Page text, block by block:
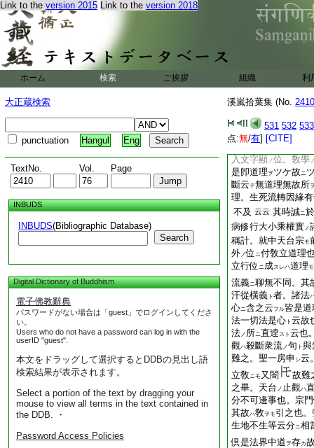
Link to the version 2015 Link to the version 2018
ホーム 検索 ご挨拶 組織 利
大正蔵検索
punctuation Hangul Eng
TextNo. Vol. Page
INBUDS
INBUDS(Bibliographic Database)
Search
Digital Dictionary of Buddhism
電子佛教辭典
パスワードがない場合は「guest」でログインしてくださ
い。
Users who do not have a password can log in with the
userID "guest".
本文をドラッグして選択するとDDBの見出し語
検索結果が表示されます。
Select a portion of the text by dragging your
mouse to view all terms in the text contained in
the DDB. ・
Password Access Policies
溪嵐拾葉集 (No.
531 532 533
点:無/有] [CITE]
應行不同ナレハ六塵得
可有。四性同立行
有之。唯識 3 一ナル
理觀。實相觀者諸
モ 可有。唯識觀
給
天台等一心三觀立
覺耶 新仰云。此事
彼ノ 門弟等ト
以外諍
天台ハ敎家故ニ如何
サレハ禪錄云。入
入文字顯 ノ 位。敎學
是卽道理 ヲ ツケ故ニ
斷云テ無道理無故所
理。生死流轉因緣
不及 云云 其時誠ニ
病修行大小乘權實ノ
稱計。就中天台宗モ
外ノ位 ニ付敎立道理
立行位 ニ成スレハ道理モ
流義ニ聊無不同。其
汗從橫義 ト 者。諸法
心ニ含之云 フル皆是
法一切法是心 ト 云故
法ノ 所ニ直逹スト 云也
觀ハ殺斷衆流ノ句 ト 與
難之。聖一房申 シ云
立敎ニモ又闇
故難
之畢。天台 ノ止觀ハ
分不可邊事也。宗
其故ハ敎 ヲモ引之也。
生地不生等云分ニ相
倶是法界中道 ヲ存カ